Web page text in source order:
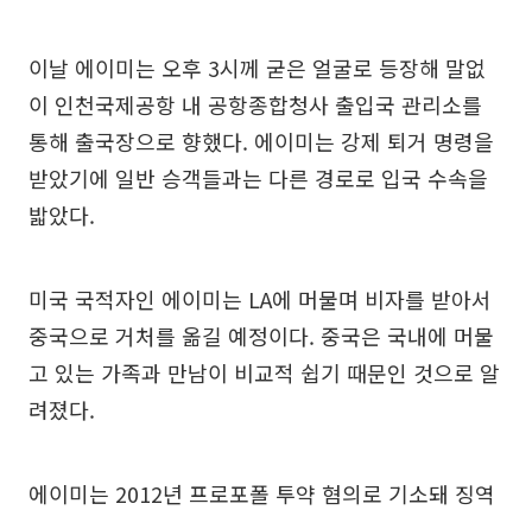
이날 에이미는 오후 3시께 굳은 얼굴로 등장해 말없
이 인천국제공항 내 공항종합청사 출입국 관리소를
통해 출국장으로 향했다. 에이미는 강제 퇴거 명령을
받았기에 일반 승객들과는 다른 경로로 입국 수속을
밟았다.
미국 국적자인 에이미는 LA에 머물며 비자를 받아서
중국으로 거처를 옮길 예정이다. 중국은 국내에 머물
고 있는 가족과 만남이 비교적 쉽기 때문인 것으로 알
려졌다.
에이미는 2012년 프로포폴 투약 혐의로 기소돼 징역